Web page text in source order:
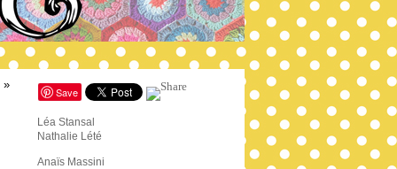
»
Save
Léa Stansal
Nathalie Lété
Anaïs Massini